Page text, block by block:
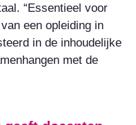
“Essentieel voor
een opleiding in
in de inhoudelijke
met de